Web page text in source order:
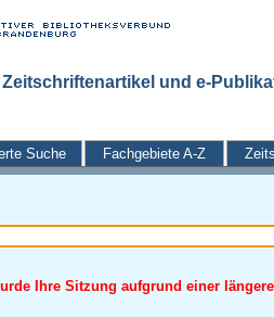
und e-
Suche Fachgebiete A-Z
Ihre Sitzung aufgrund einer